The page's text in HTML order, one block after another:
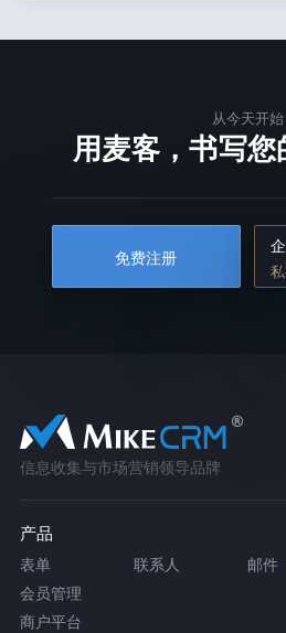
从今天开始
用麦客，书写
免费注册
信息收集与市场营销领导品牌
产品
表单 联系人 邮件
会员管理
商户平台